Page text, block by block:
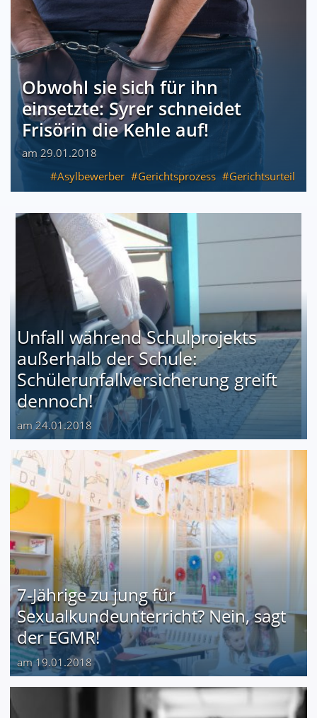
Obwohl sie sich für ihn
einsetzte: Syrer schneidet
Frisörin die Kehle auf!
am 29.01.2018
Asylbewerber
Gerichtsprozess Gerichtsurteil
Unfall während Schulprojekts
außerhalb der Schule:
Schülerunfallversicherung greift
dennoch!
am 24.01.2018
7-Jährige zu jung für
Sexualkundeunterricht? Nein, sagt
der EGMR!
am 19.01.2018